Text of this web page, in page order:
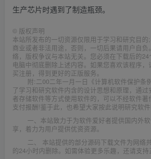
生产芯片时遇到了制造瓶颈。
© 版权声明
本站所发布的一切资源仅限用于学习和研究目
商业或者非法用途，否则，一切后果请用户自负
络，版权争议与本站无关。您必须在下载后的
电脑中彻底删除上述内容。如果您喜欢该程序
买注册，得到更好的正版服务。
附:二00二年一月一日《计算机软件保护条
了学习和研究软件内含的设计思想和原理，通
者存储软件等方式使用软件的，可以不经软件
支付报酬!鉴于此，也希望大家按此说明研究软件!
一、本站致力于为软件爱好者提供国内外
享，着力为用户提供优资资源。
二、 本站提供的部分源码下载文件为网络
的24小时内删除。如需体验更多乐趣，还请支持